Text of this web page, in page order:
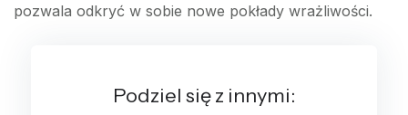
pozwala odkryć w sobie nowe pokłady wrażliwości.
Podziel się z innymi: